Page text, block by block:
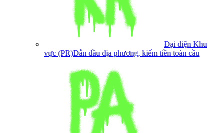
Đại diện Khu
vực (PR)Dẫn đầu địa phương, kiếm tiền toàn cầu